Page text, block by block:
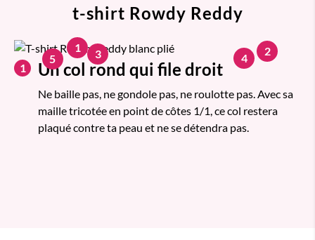
t-shirt Rowdy Reddy
1 Un col rond qui file droit
Ne baille pas, ne gondole pas, ne roulotte pas. Avec sa
maille tricotée en point de côtes 1/1, ce col restera
plaqué contre ta peau et ne se détendra pas.
1 2
3 4
5